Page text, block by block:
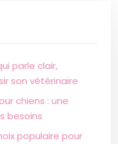
parle clair,
son vétérinaire
chiens : une
besoins
populaire pour